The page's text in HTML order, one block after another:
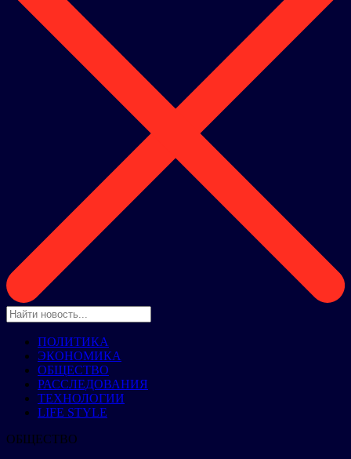
ПОЛИТИКА
ЭКОНОМИКА
ОБЩЕСТВО
РАССЛЕДОВАНИЯ
ТЕХНОЛОГИИ
LIFE STYLE
ОБЩЕСТВО